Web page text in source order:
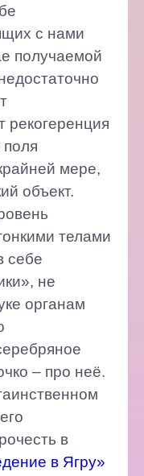
с нами
получаемой
рекогеренция
мере,
объект.
телами
себе
не
органам
– про неё.
в
в Ягру»